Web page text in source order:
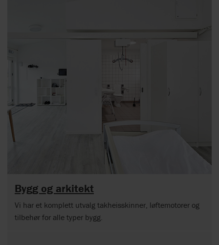
Bygg og arkitekt
Vi har et komplett utvalg takheisskinner, løftemotorer og
tilbehør for alle typer bygg.